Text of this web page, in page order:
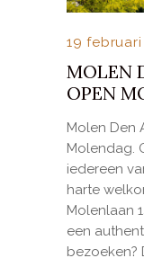
19 februari
MOLEN
OPEN
Molen Den
Molendag.
iedereen
harte
Molenlaan
een
bezoeken?